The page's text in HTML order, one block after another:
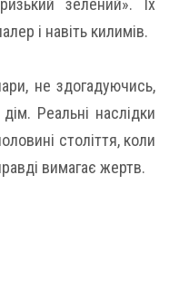
зелений». Їх
і навіть килимів.
не здогадуючись,
Реальні наслідки
століття, коли
вимагає жертв.